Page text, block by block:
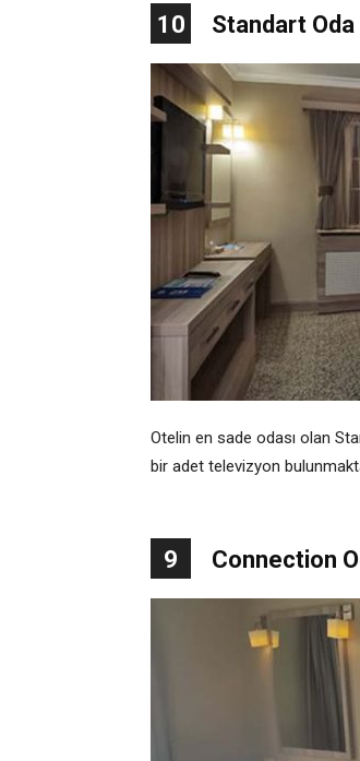
10 Standart Oda
Otelin en sade odası olan
bir adet televizyon
9 Connection